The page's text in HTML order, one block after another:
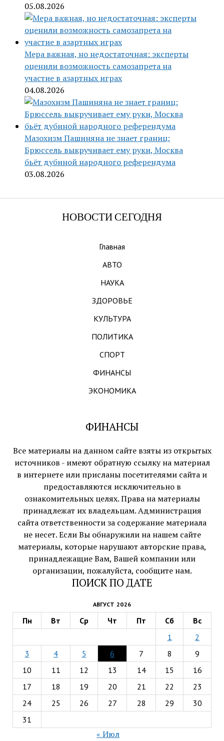
05.08.2026
Мера важная, но недостаточная: эксперты
оценили возможность самозапрета на
участие в азартных играх
04.08.2026
Мазохизм Пашиняна не знает границ:
Брюссель выкручивает ему руки, Москва
бьёт дубиной народного референдума
03.08.2026
НОВОСТИ СЕГОДНЯ
Главная
АВТО
НАУКА
ЗДОРОВЬЕ
КУЛЬТУРА
ПОЛИТИКА
СПОРТ
ФИНАНСЫ
ЭКОНОМИКА
ФИНАНСЫ
Все материалы на данном сайте взяты из открытых
источников - имеют обратную ссылку на материал
в интернете или присланы посетителями сайта и
предоставляются исключительно в
ознакомительных целях. Права на материалы
принадлежат их владельцам. Администрация
сайта ответственности за содержание материала
не несет. Если Вы обнаружили на нашем сайте
материалы, которые нарушают авторские права,
принадлежащие Вам, Вашей компании или
организации, пожалуйста, сообщите нам.
ПОИСК ПО ДАТЕ
АВГУСТ 2026
Пн Вт Ср Чт Пт Сб
Вс
1
2
3
4 5 6 7 8
9
10
11 12 13 14 15
16
17
18 19 20 21 22
23
24
25 26 27 28 29
30
31
« Июл